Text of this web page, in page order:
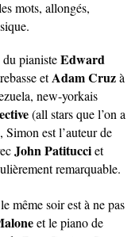
mots, allongés,
pianisteEdward
etAdam Cruzà
new-yorkais
(all stars que l’on a
est l’auteur de
John Patitucciet
remarquable.
même soir est à ne pas
et le piano de